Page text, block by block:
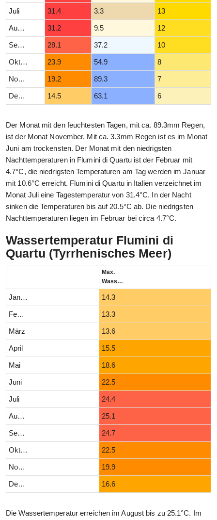
Juli 31.4 3.3 13
August 31.2 9.5 12
September 28.1 37.2 10
Oktober 23.9 54.9 8
November 19.2 89.3 7
Dezember 14.5 63.1 6
Der Monat mit den feuchtesten Tagen, mit ca. 89.3mm Regen,
ist der Monat November. Mit ca. 3.3mm Regen ist es im Monat
Juni am trockensten. Der Monat mit den niedrigsten
Nachttemperaturen in Flumini di Quartu ist der Februar mit
4.7°C, die niedrigsten Temperaturen am Tag werden im Januar
mit 10.6°C erreicht. Flumini di Quartu in Italien verzeichnet im
Monat Juli eine Tagestemperatur von 31.4°C. In der Nacht
sinken die Temperaturen bis auf 20.5°C ab. Die niedrigsten
Nachttemperaturen liegen im Februar bei circa 4.7°C.
Wassertemperatur Flumini di
Quartu (Tyrrhenisches Meer)
Max.
Wassertemperatur (°C)
Januar 14.3
Februar 13.3
März 13.6
April 15.5
Mai 18.6
Juni 22.5
Juli 24.4
August 25.1
September 24.7
Oktober 22.5
November 19.9
Dezember 16.6
Die Wassertemperatur erreichen im August bis zu 25.1°C. Im